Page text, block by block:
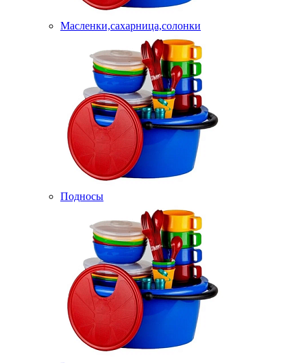
Масленки,сахарница,солонки
Подносы